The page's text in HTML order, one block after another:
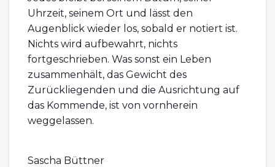
Uhrzeit, seinem Ort und lässt den
Augenblick wieder los, sobald er notiert ist.
Nichts wird aufbewahrt, nichts
fortgeschrieben. Was sonst ein Leben
zusammenhält, das Gewicht des
Zurückliegenden und die Ausrichtung auf
das Kommende, ist von vornherein
weggelassen.
Sascha Büttner